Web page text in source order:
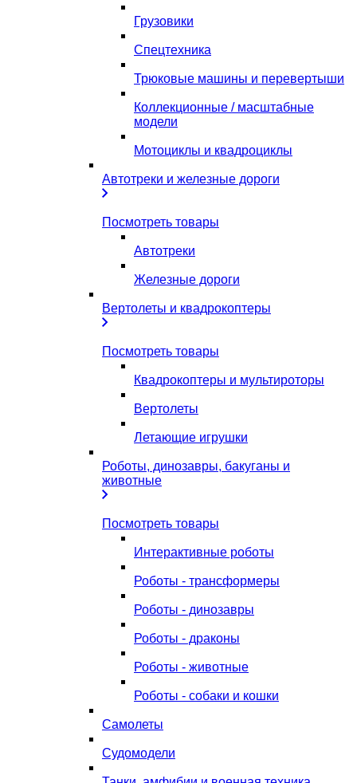
Грузовики
Спецтехника
Трюковые машины и перевертыши
Коллекционные / масштабные
модели
Мотоциклы и квадроциклы
Автотреки и железные дороги
Посмотреть товары
Автотреки
Железные дороги
Вертолеты и квадрокоптеры
Посмотреть товары
Квадрокоптеры и мультироторы
Вертолеты
Летающие игрушки
Роботы, динозавры, бакуганы и
животные
Посмотреть товары
Интерактивные роботы
Роботы - трансформеры
Роботы - динозавры
Роботы - драконы
Роботы - животные
Роботы - собаки и кошки
Самолеты
Судомодели